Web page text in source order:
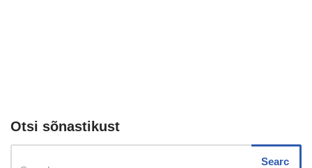
Otsi sõnastikust
Searc